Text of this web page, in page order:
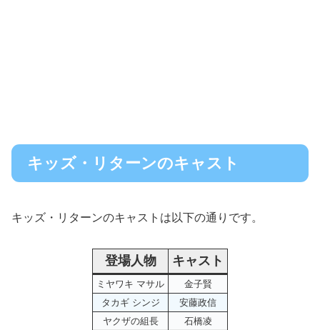
キッズ・リターンのキャスト
キッズ・リターンのキャストは以下の通りです。
登場人物 キャスト
ミヤワキ マサル
金子賢
タカギ シンジ
安藤政信
ヤクザの組長
石橋凌